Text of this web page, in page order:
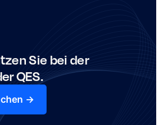
Sie bei der
QES.
->